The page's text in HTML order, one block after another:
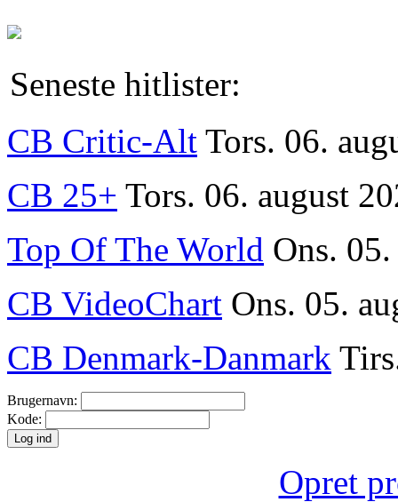
Seneste hitlister:
CB Critic-Alt Tors. 06.
CB 25+ Tors. 06. august
Top Of The World Ons.
CB VideoChart Ons. 05.
CB Denmark-Danmark
Brugernavn:
Kode:
Opret